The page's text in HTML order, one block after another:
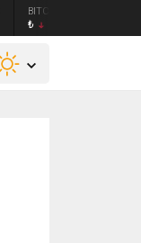
BITCOIN
₺